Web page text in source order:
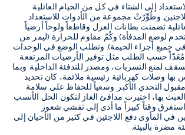
إلى الشتاء في كل من الخيام العائلية
وطُوِّرًتْ مجموعة من الأدوات للاستعداد
تضمنت بطانات العزل وقاطعاً ولوحاً أرضياً
لوضع المدفأة) وكُمّ مقاوم للحرارة (ليمر من
في جميع أجزاء الخيمة). وتطلب الوضع في الوحدات
مُعَدّاً حسب الطلب مثل توفير الأرضيات المرتفعة
لمنع التسربات، ومصدر للتدفئة الداخلية. وبما
بها وصلات كهربائية رئيسية ملائمة، كان تحديد
التحدي الأكبر. وسعياً للحفاظ على سلامة
بها، اختيرت مدافئ الغاز لتكون الحل الأنسب
وقتاً كبيراً ما أدى إلى تفشي شعور
في المأوى دفع اللاجئين في كثير من الأحيان إلى
مضرة بالبيئة.